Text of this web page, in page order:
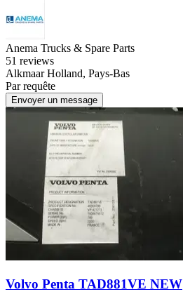
Anema Trucks & Spare Parts
51 reviews
Alkmaar Holland, Pays-Bas
Par requête
Envoyer un message
Volvo Penta TAD881VE NEW